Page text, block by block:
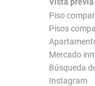
Piso
Pisos
Mercado
Búsqueda
Instagram